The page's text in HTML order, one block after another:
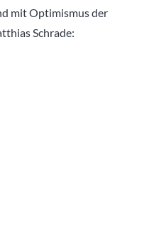
mit Optimismus der
Schrade: